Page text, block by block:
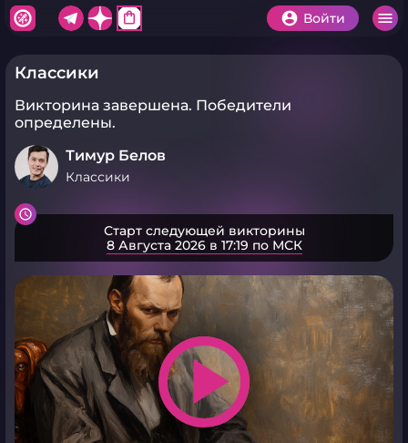
shopping_bag Войти
Классики
Викторина завершена. Победители
определены.
Тимур Белов
Классики
Старт следующей викторины
8 Августа 2026 в 17:19 по МСК
play_arrow